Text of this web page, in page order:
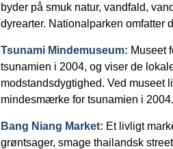
byder på smuk natur, vandfald,
dyrearter. Nationalparken omfatter
Tsunami Mindemuseum: Museet
tsunamien i 2004, og viser de
modstandsdygtighed. Ved museet
mindesmærke for tsunamien i
Bang Niang Market: Et livligt
grøntsager, smage thailandsk